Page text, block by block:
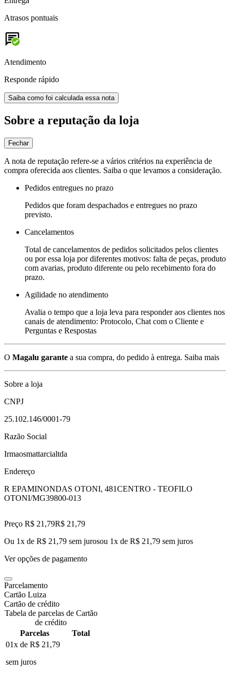
Atrasos pontuais
Atendimento
Responde rápido
Saiba como foi calculada essa nota
Sobre a reputação da loja
Fechar
A nota de reputação refere-se a vários critérios na experiência de
compra oferecida aos clientes. Saiba o que levamos a consideração.
Pedidos entregues no prazo
Pedidos que foram despachados e entregues no prazo
previsto.
Cancelamentos
Total de cancelamentos de pedidos solicitados pelos clientes
ou por essa loja por diferentes motivos: falta de peças, produto
com avarias, produto diferente ou pelo recebimento fora do
prazo.
Agilidade no atendimento
Avalia o tempo que a loja leva para responder aos clientes nos
canais de atendimento: Protocolo, Chat com o Cliente e
Perguntas e Respostas
O Magalu garante a sua compra, do pedido à entrega. Saiba mais
Sobre a loja
CNPJ
25.102.146/0001-79
Razão Social
Irmaosmattarcialtda
Endereço
R EPAMINONDAS OTONI, 481CENTRO - TEOFILO
OTONI/MG39800-013
Preço R$ 21,79R$ 21 ,79
Ou 1x de R$ 21,79 sem jurosou 1x de R$ 21,79 sem juros
Ver opções de pagamento
Parcelamento
Cartão Luiza
Cartão de crédito
Tabela de parcelas de Cartão
de crédito
Parcelas
Total
01x de R$ 21,79
sem juros